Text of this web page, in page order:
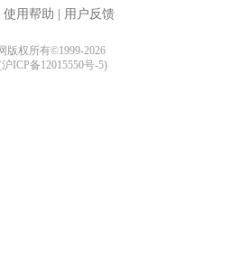
使用帮助 用户反馈
版权所有©1999-2026
沪ICP备12015550号-5)